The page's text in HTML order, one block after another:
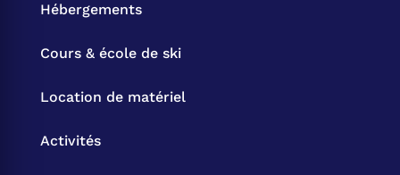
Hébergements
Cours & école de ski
Location de matériel
Activités